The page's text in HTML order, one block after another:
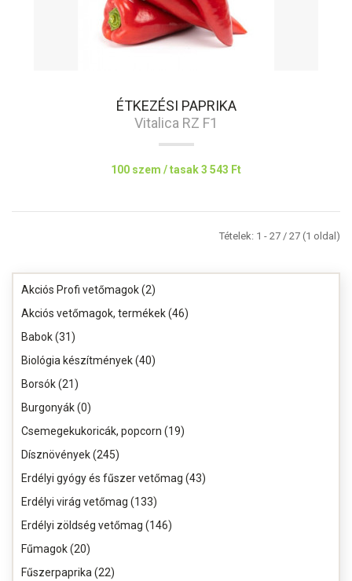
Akciós Profi vetőmagok (2)
Akciós vetőmagok, termékek (46)
Babok (31)
Biológia készítmények (40)
Borsók (21)
Burgonyák (0)
Csemegekukoricák, popcorn (19)
Dísznövények (245)
Erdélyi gyógy és fűszer vetőmag (43)
Erdélyi virág vetőmag (133)
Erdélyi zöldség vetőmag (146)
Fűmagok (20)
Fűszerpaprika (22)
ÉTKEZÉSI PAPRIKA
Vitalica RZ F1
100 szem / tasak3 543 Ft
Tételek: 1 - 27 / 27 (1 oldal)